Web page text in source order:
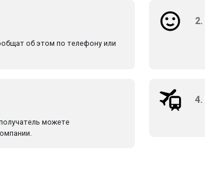
об этом по телефону или
2.
можете
4.